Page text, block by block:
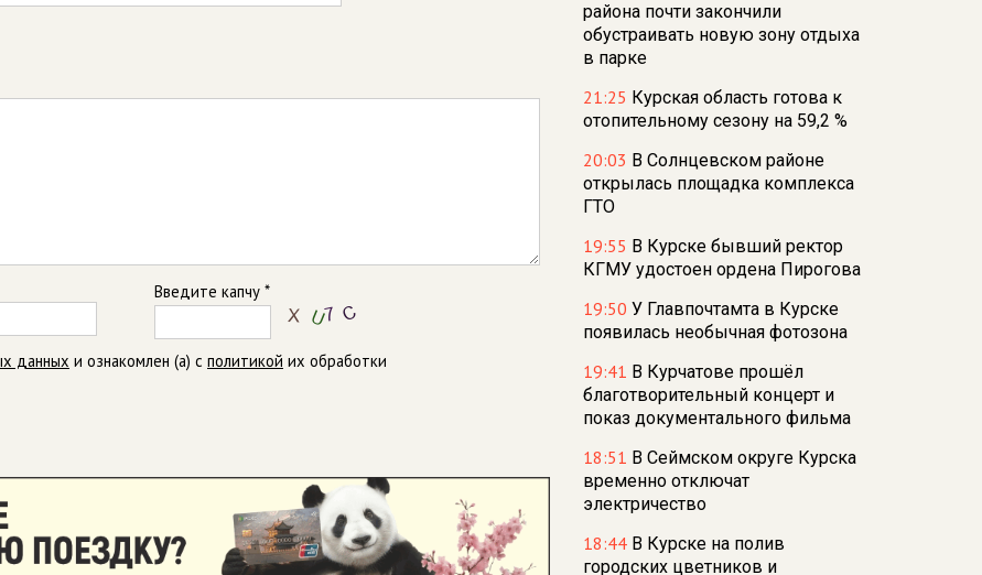
Введите капчу *
данных и ознакомлен (а) с политикой их обработки
района почти закончили
обустраивать новую зону отдыха
в парке
21:25 Курская область готова к
отопительному сезону на 59,2 %
20:03 В Солнцевском районе
открылась площадка комплекса
ГТО
19:55 В Курске бывший ректор
КГМУ удостоен ордена Пирогова
19:50 У Главпочтамта в Курске
появилась необычная фотозона
19:41 В Курчатове прошёл
благотворительный концерт и
показ документального фильма
18:51 В Сеймском округе Курска
временно отключат
электричество
18:44 В Курске на полив
городских цветников и